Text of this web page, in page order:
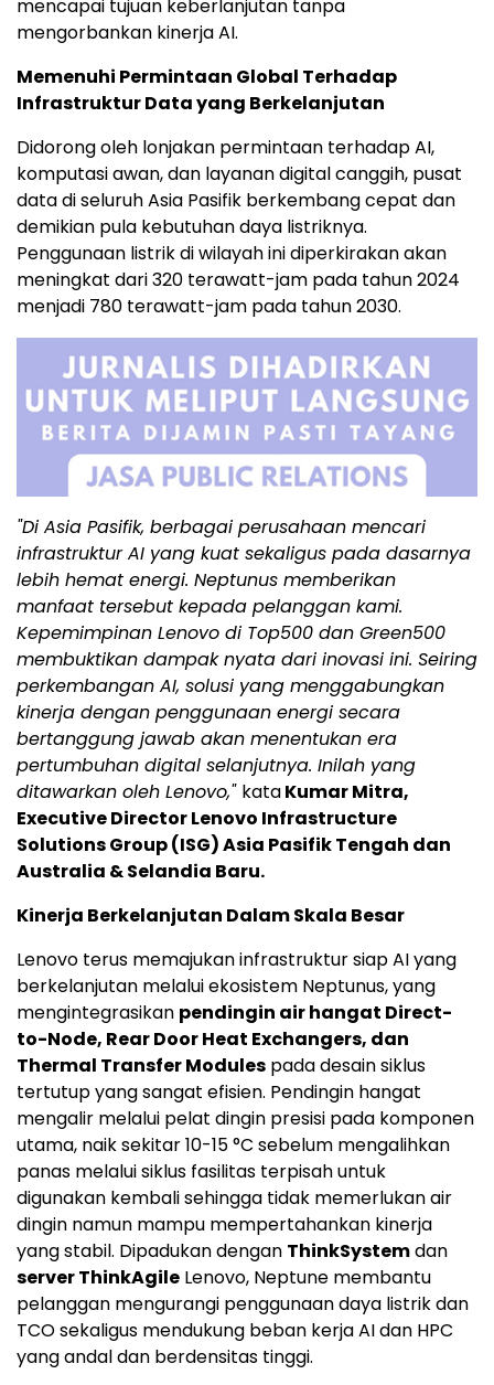
mencapai tujuan keberlanjutan tanpa
mengorbankan kinerja AI.
Memenuhi Permintaan Global Terhadap
Infrastruktur Data yang Berkelanjutan
Didorong oleh lonjakan permintaan terhadap AI,
komputasi awan, dan layanan digital canggih, pusat
data di seluruh Asia Pasifik berkembang cepat dan
demikian pula kebutuhan daya listriknya.
Penggunaan listrik di wilayah ini diperkirakan akan
meningkat dari 320 terawatt-jam pada tahun 2024
menjadi 780 terawatt-jam pada tahun 2030.
"Di Asia Pasifik, berbagai perusahaan mencari
infrastruktur AI yang kuat sekaligus pada dasarnya
lebih hemat energi. Neptunus memberikan
manfaat tersebut kepada pelanggan kami.
Kepemimpinan Lenovo di Top500 dan Green500
membuktikan dampak nyata dari inovasi ini. Seiring
perkembangan AI, solusi yang menggabungkan
kinerja dengan penggunaan energi secara
bertanggung jawab akan menentukan era
pertumbuhan digital selanjutnya. Inilah yang
ditawarkan oleh Lenovo," kataKumar Mitra,
Executive Director Lenovo Infrastructure
Solutions Group (ISG) Asia Pasifik Tengah dan
Australia &Selandia Baru.
Kinerja Berkelanjutan Dalam Skala Besar
Lenovo terus memajukan infrastruktur siap AI yang
berkelanjutan melalui ekosistem Neptunus, yang
mengintegrasikan pendingin air hangat Direct-
to-Node, Rear Door Heat Exchangers, dan
Thermal Transfer Modules pada desain siklus
tertutup yang sangat efisien. Pendingin hangat
mengalir melalui pelat dingin presisi pada komponen
utama, naik sekitar 10-15 °C sebelum mengalihkan
panas melalui siklus fasilitas terpisah untuk
digunakan kembali sehingga tidak memerlukan air
dingin namun mampu mempertahankan kinerja
yang stabil. Dipadukan dengan ThinkSystemdan
server ThinkAgile Lenovo, Neptune membantu
pelanggan mengurangi penggunaan daya listrik dan
TCO sekaligus mendukung beban kerja AI dan HPC
yang andal dan berdensitas tinggi.